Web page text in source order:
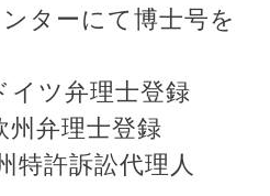
ターにて博士号を
ツ弁理士登録
弁理士登録
特許訴訟代理人